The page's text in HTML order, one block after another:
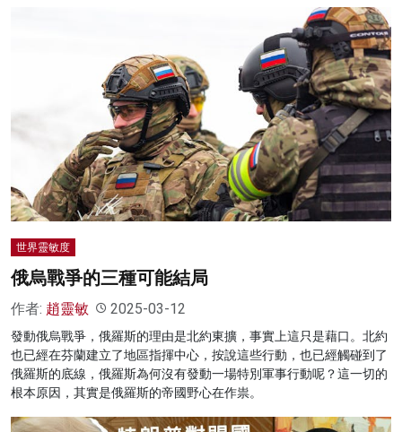
世界靈敏度
俄烏戰爭的三種可能結局
作者: 趙靈敏 2025-03-12
發動俄烏戰爭，俄羅斯的理由是北約東擴，事實上這只是藉口。北約
也已經在芬蘭建立了地區指揮中心，按說這些行動，也已經觸碰到了
俄羅斯的底線，俄羅斯為何沒有發動一場特別軍事行動呢？這一切的
根本原因，其實是俄羅斯的帝國野心在作祟。